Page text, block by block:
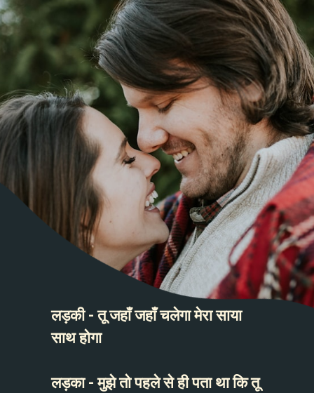
लड़की - तू जहाँ जहाँ चलेगा मेरा साया
साथ होगा
लड़का - मुझे तो पहले से ही पता था कि तू